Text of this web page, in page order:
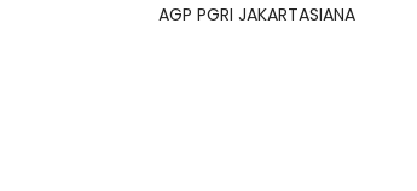
AGP PGRI JAKARTASIANA